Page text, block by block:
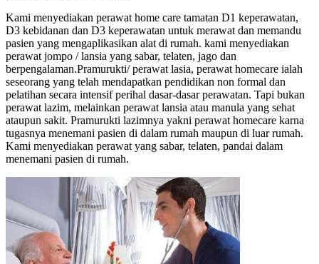
Kami menyediakan perawat home care tamatan D1 keperawatan,
D3 kebidanan dan D3 keperawatan untuk merawat dan memandu
pasien yang mengaplikasikan alat di rumah. kami menyediakan
perawat jompo / lansia yang sabar, telaten, jago dan
berpengalaman.Pramurukti/ perawat lasia, perawat homecare ialah
seseorang yang telah mendapatkan pendidikan non formal dan
pelatihan secara intensif perihal dasar-dasar perawatan. Tapi bukan
perawat lazim, melainkan perawat lansia atau manula yang sehat
ataupun sakit. Pramurukti lazimnya yakni perawat homecare karna
tugasnya menemani pasien di dalam rumah maupun di luar rumah.
Kami menyediakan perawat yang sabar, telaten, pandai dalam
menemani pasien di rumah.